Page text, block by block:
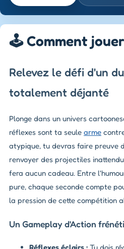
🕹️ Comment jouer
Relevez le défi d'un
totalement déjanté
Plonge dans un univers
réflexes sont ta seule arme
atypique, tu devras faire preuve
renvoyer des projectiles
fera aucun cadeau. Entre
pure, chaque seconde compte
la pression de cette compétition
Un Gameplay d'Action